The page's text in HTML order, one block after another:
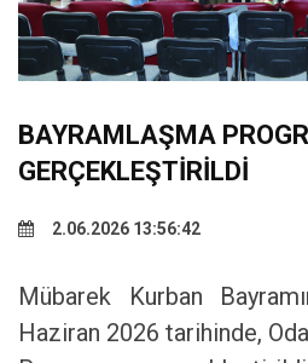
BAYRAMLAŞMA
GERÇEKLEŞTİRİLDİ
2.06.2026 13:56:42
Mübarek Kurban
Haziran 2026 tarihinde,